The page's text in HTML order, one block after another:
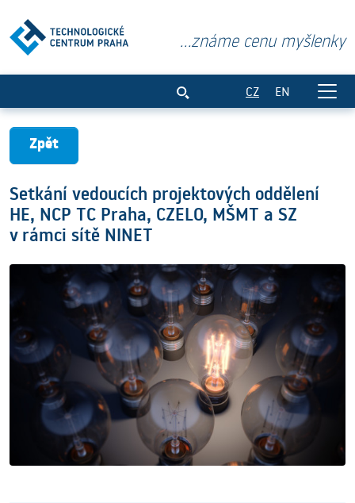
...známe cenu myšlenky
CZ EN
Zpět
Setkání vedoucích projektových oddělení
HE, NCP TC Praha, CZELO, MŠMT a SZ
v rámci sítě NINET